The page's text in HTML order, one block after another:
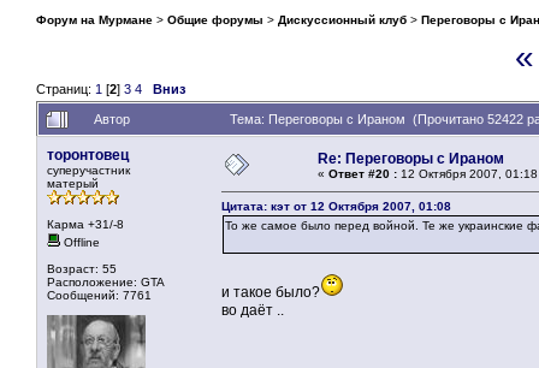
Форум на Мурмане > Общие форумы > Дискуссионный клуб > Переговоры с
Страниц: 1 [2] 3 4 Вниз
Автор Тема: Переговоры с Ираном (Прочитано 52422
торонтовец
суперучастник
матерый
Карма +31/-8
Offline
Возраст: 55
Расположение: GTA
Сообщений: 7761
Re: Переговоры с Ираном
« Ответ #20 : 12 Октября 2007,
Цитата: кэт от 12 Октября 2007, 01:08
То же самое было перед войной. Те же украинские
и такое было?
во даёт ..